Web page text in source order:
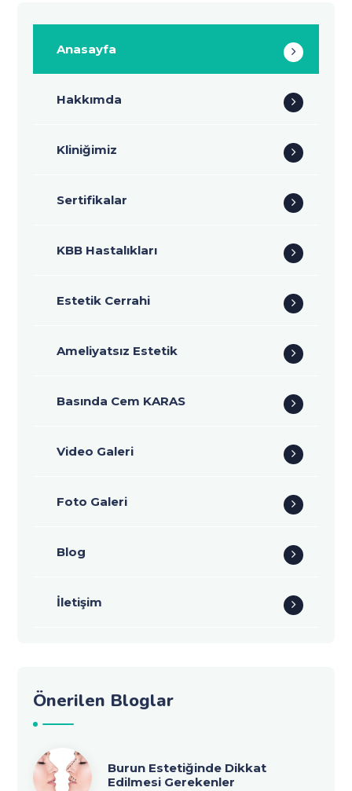
Anasayfa
Hakkımda
Kliniğimiz
Sertifikalar
KBB Hastalıkları
Estetik Cerrahi
Ameliyatsız Estetik
Basında Cem KARAS
Video Galeri
Foto Galeri
Blog
İletişim
Önerilen Bloglar
Burun Estetiğinde Dikkat
Edilmesi Gerekenler